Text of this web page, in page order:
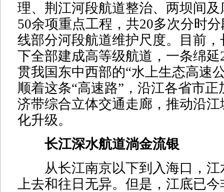
理、荆江河段航道整治、两坝间
50余项重点工程，共20多次分时
线部分河段航道维护尺度。目前
下全部建成高等级航道，一条绵延
贯我国东中西部的“水上生态高速
顺着这条“高速路”，沿江各省市
济带综合立体交通走廊，推动沿
化升级。
长江深水航道淌金流银
从长江南京以下到入海口，江
上去和往日无异。但是，江底已